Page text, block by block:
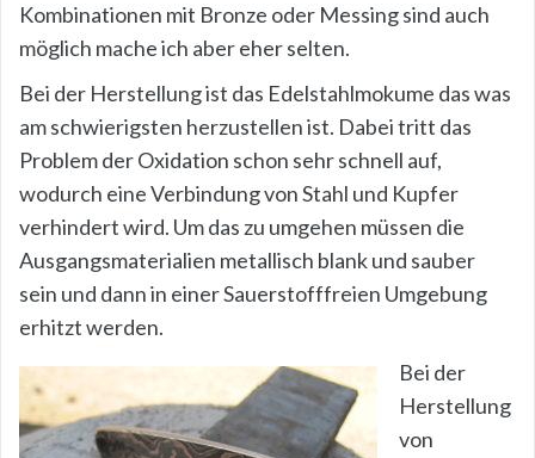
Kombinationen mit Bronze oder Messing sind auch
möglich mache ich aber eher selten.
Bei der Herstellung ist das Edelstahlmokume das was
am schwierigsten herzustellen ist. Dabei tritt das
Problem der Oxidation schon sehr schnell auf,
wodurch eine Verbindung von Stahl und Kupfer
verhindert wird. Um das zu umgehen müssen die
Ausgangsmaterialien metallisch blank und sauber
sein und dann in einer Sauerstofffreien Umgebung
erhitzt werden.
Bei der
Herstellung
von